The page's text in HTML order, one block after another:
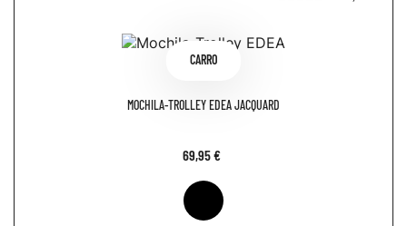
CARRO
MOCHILA-TROLLEY EDEA JACQUARD
69,95 €